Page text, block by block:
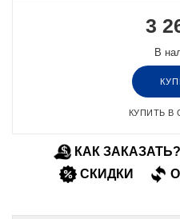
3
В
КУПИТЬ В
КАК ЗАКАЗАТЬ?
СКИДКИ